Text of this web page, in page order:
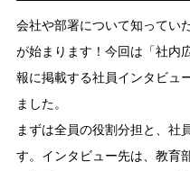
会社や部署について知ってい
が始まります！今回は「社内
報に掲載する社員インタビュ
ました。
まずは全員の役割分担と、社
す。インタビュー先は、教育